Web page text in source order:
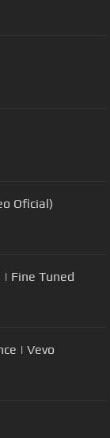
Oficial)
| Fine Tuned
| Vevo